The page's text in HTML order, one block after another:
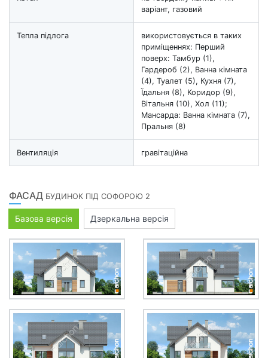
варіант, газовий
Тепла підлога
використовується в таких
приміщеннях: Перший
поверх: Тамбур (1),
Гардероб (2), Ванна кімната
(4), Туалет (5), Кухня (7),
Їдальня (8), Коридор (9),
Вітальня (10), Хол (11);
Мансарда: Ванна кімната (7),
Пральня (8)
Вентиляція гравітаційна
ФАСАД БУДИНОК ПІД СОФОРОЮ 2
Базова версія Дзеркальна версія